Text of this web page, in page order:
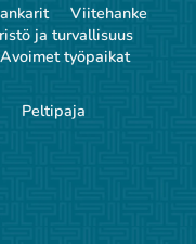
Viitehanke
ja turvallisuus
Avoimet työpaikat
Peltipaja